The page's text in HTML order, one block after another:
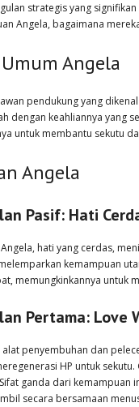
strategis yang
Angela, bagaimana
Angela
pendukung yang
dengan keahliannya yang
untuk membantu sekutu
Angela
Pasif: Hati
hati yang cerdas,
kemampuan
memungkinkannya untuk
Pertama: Love
alat penyembuhan dan
HP untuk
ganda dari kemampuan
secara bersamaan